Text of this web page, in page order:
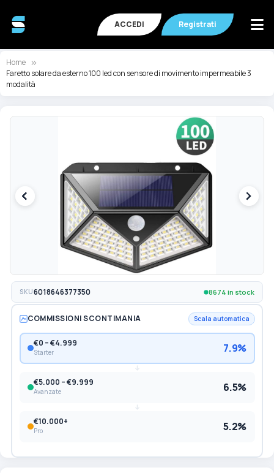
ACCEDI Registrati
Home
Faretto solare da esterno 100 led con sensore di movimento impermeabile 3
modalità
Vai
immagini
Vai
SKU6018646377350 8674 in stock
COMMISSIONI SCONTIMANIA Scala automatica
€0 – €4.999
Starter 7.9%
€5.000 – €9.999
Avanzate 6.5%
€10.000+
Pro 5.2%